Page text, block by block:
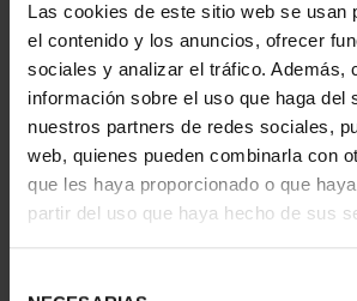
Las cookies de este sitio web se usan
el contenido y los anuncios, ofrecer
sociales y analizar el tráfico. Además,
información sobre el uso que haga del
nuestros partners de redes sociales,
web, quienes pueden combinarla con
que les haya proporcionado o que
partir del uso que haya hecho de sus
SUSCRIPCIÓN
CAPITALES DE
PROVINCIA 1
949,00 €
Sólo para usuarios
registrados